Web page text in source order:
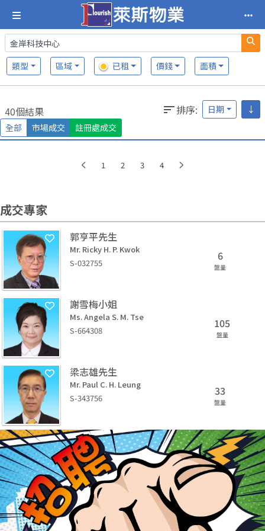
類型 區域 已租 價錢 面積
40個結果 排序: 日期
↓
全部
市場成交 註冊處成交
1 2 3 4
成交專家
郭亨平先生
Mr. Ricky H. P. Kwok
S-032755
6
盤量
謝雪梅小姐
Ms. Angela S. M. Tse
S-664308
105
盤量
梁志雄先生
Mr. Paul C. H. Leung
S-343756
33
盤量